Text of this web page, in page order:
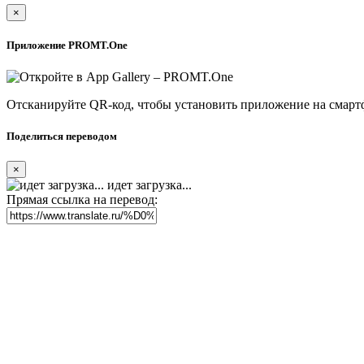
×
Приложение PROMT.One
Отсканируйте QR-код, чтобы установить приложение на
Поделиться переводом
×
идет загрузка...
Прямая ссылка на перевод: